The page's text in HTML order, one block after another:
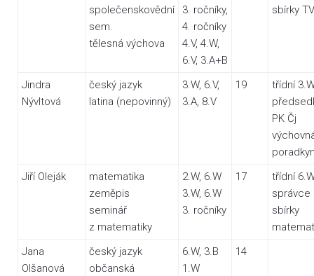
společenskovědní
sem.
tělesná výchova
3. ročníky,
4. ročníky
4.V, 4.W,
6.V, 3.A+B
sbírky TV
Jindra
Nývltová
český jazyk
latina (nepovinný)
3.W, 6.V,
3.A, 8.V
19
třídní
PK Čj
Jiří Oleják
matematika
zeměpis
seminář
z matematiky
2.W, 6.W
3.W, 6.W
3. ročníky
17
třídní
správce
sbírky
Jana
Olšanová
český jazyk
občanská
6.W, 3.B
1.W
14